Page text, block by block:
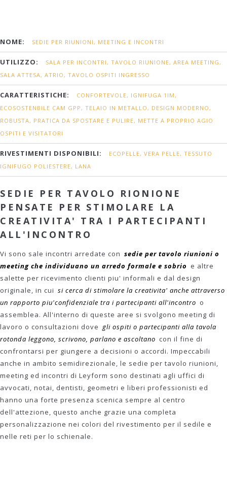
NOME: SEDIE PER RIUNIONI, MEETING E INCONTRI
UTILIZZO:
SALA PER INCONTRI, TAVOLO RIUNIONE, AREA MEETING,
SALA ATTESA, ATRIO, TAVOLO OSPITI INGRESSO
CARATTERISTICHE:
CONFORTEVOLE, IGNIFUGA 1IM,
ECOSOSTENBILE CAM GPP, TELAIO IN METALLO, DESIGN MODERNO,
ROBUSTA, PRATICA DA SPOSTARE E PULIRE, METTE A PROPRIO AGIO
OSPITI E VISITATORI
RIVESTIMENTI DISPONIBILI:
ECOPELLE, VERA PELLE, TESSUTO
IGNIFUGO POLIESTERE, LANA
SEDIE PER TAVOLO RIONIONE
PENSATE PER STIMOLARE LA
CREATIVITA' TRA I PARTECIPANTI
ALL'INCONTRO
Vi sono sale incontri arredate con sedie per tavolo riunioni o
meeting che individuano un arredo formale e sobrio e altre
salette per ricevimento clienti piu' informali e dal design
originale, in cui si cerca di stimolare la creativita' anche attraverso
un rapporto piu'confidenziale tra i partecipanti all'incontro o
assemblea. All'interno di queste aree si svolgono meeting di
lavoro o consultazioni dove gli ospiti o partecipanti alla tavola
rotonda leggono, scrivono, parlano e ascoltano con il fine di
confrontarsi per giungere a decisioni o accordi. Impeccabili
anche in ambito semidirezionale, le sedie per tavolo riunioni,
meeting ed incontri di Leyform sono destinati agli uffici di
avvocati, notai, dentisti, geometri e liberi professionisti ed
hanno una forte presenza scenica sempre al centro
dell'attezione, questo anche grazie una completa
personalizzazione nei colori del rivestimento per il sedile e
nelle reti per lo schienale.